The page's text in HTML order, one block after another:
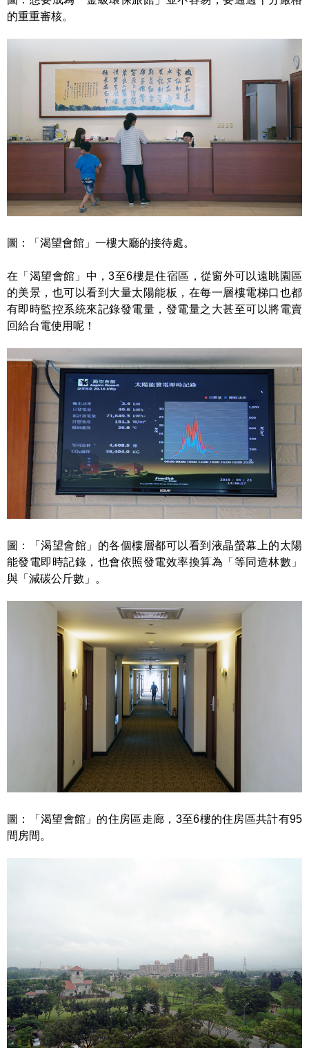
的重重審核。
圖：「渴望會館」一樓大廳的接待處。
在「渴望會館」中，3至6樓是住宿區，從窗外可以遠眺園區
的美景，也可以看到大量太陽能板，在每一層樓電梯口也都
有即時監控系統來記錄發電量，發電量之大甚至可以將電賣
回給台電使用呢！
圖：「渴望會館」的各個樓層都可以看到液晶螢幕上的太陽
能發電即時記錄，也會依照發電效率換算為「等同造林數」
與「減碳公斤數」。
圖：「渴望會館」的住房區走廊，3至6樓的住房區共計有95
間房間。